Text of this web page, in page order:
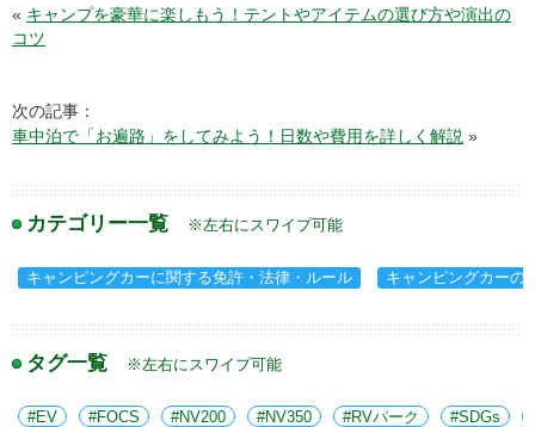
« キャンプを豪華に楽しもう！テントやアイテムの選び方や演出の
コツ
次の記事：
車中泊で「お遍路」をしてみよう！日数や費用を詳しく解説 »
カテゴリー一覧 ※左右にスワイプ可能
キャンピングカーに関する免許・法律・ルール キャンピングカーの
タグ一覧 ※左右にスワイプ可能
EV FOCS NV200 NV350 RVパーク SDGs